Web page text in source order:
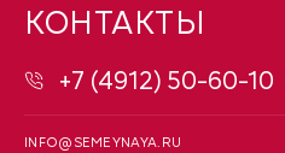
КОНТАКТЫ
+7 (4912) 50-60-10
INFO@SEMEYNAYA.RU